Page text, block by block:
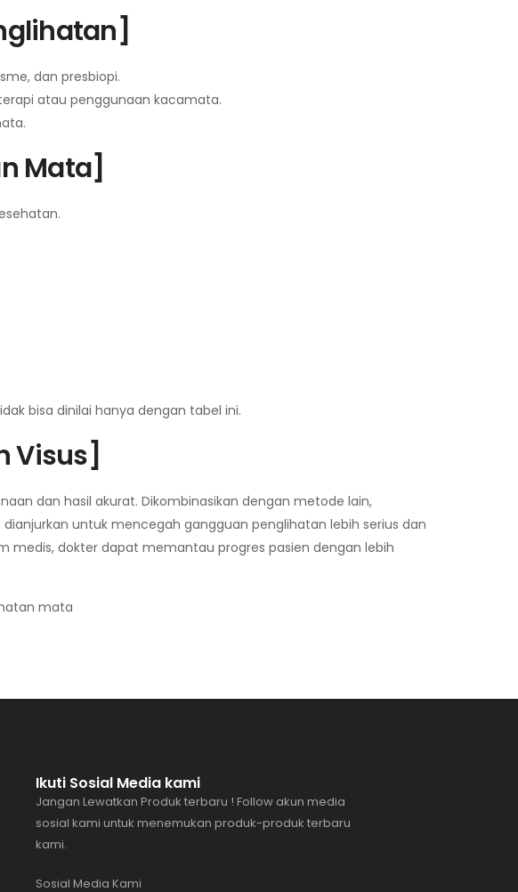
dan presbiopi.
atau penggunaan kacamata.
Mata]
bisa dinilai hanya dengan tabel ini.
Visus]
dan hasil akurat. Dikombinasikan dengan metode lain,
untuk mencegah gangguan penglihatan lebih serius dan
dokter dapat memantau progres pasien dengan lebih
mata
Ikuti Sosial Media kami
Jangan Lewatkan Produk terbaru ! Follow akun media
sosial kami untuk menemukan produk-produk terbaru
kami.
Sosial Media Kami